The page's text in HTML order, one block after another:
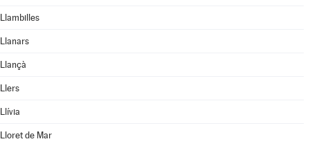
Llambilles
Llanars
Llançà
Llers
Llívia
Lloret de Mar